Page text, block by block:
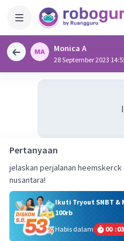
Monica A
28 September 2023
Pertanyaan
jelaskan perjalanan
nusantara!
Ikuti Tryout SNBT &
100rb
Habis dalam
00 :03